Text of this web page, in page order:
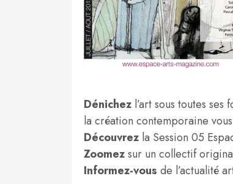
Dénichez l’art sous toutes
la création contemporaine
Découvrez la Session 05
Zoomezsur un collectif
Informez-vous de l’actualité